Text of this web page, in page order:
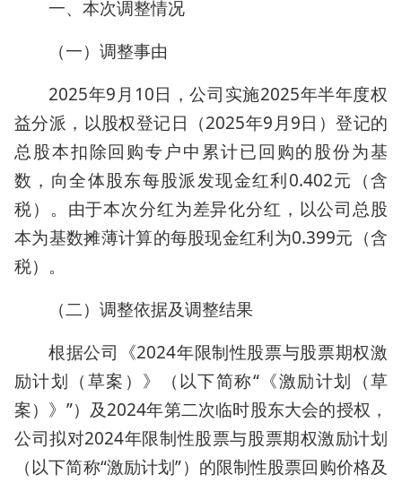
一、本次调整情况
（一）调整事由
2025年9月10日，公司实施2025年半年度权
益分派，以股权登记日（2025年9月9日）登记的
总股本扣除回购专户中累计已回购的股份为基
数，向全体股东每股派发现金红利0.402元（含
税）。由于本次分红为差异化分红，以公司总股
本为基数摊薄计算的每股现金红利为0.399元（含
税）。
（二）调整依据及调整结果
根据公司《2024年限制性股票与股票期权激
励计划（草案）》（以下简称“《激励计划（草
案）》”）及2024年第二次临时股东大会的授权，
公司拟对2024年限制性股票与股票期权激励计划
（以下简称“激励计划”）的限制性股票回购价格及